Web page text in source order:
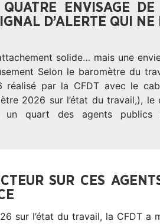
ENVISAGE
D’ALERTE QUI
solide… mais une
Selon le baromètre du
réalisé par la CFDT avec le
2026 sur l’état du travail,), le
quart des agents publics
SUR CES
sur l’état du travail, la CFDT a